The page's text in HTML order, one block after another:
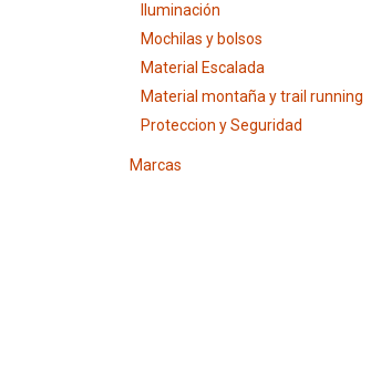
Iluminación
Mochilas y bolsos
Material Escalada
Material montaña y trail running
Proteccion y Seguridad
Marcas